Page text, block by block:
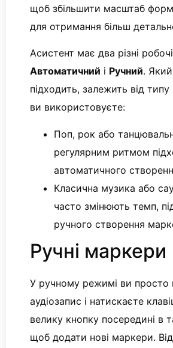
щоб збільшити масштаб
для отримання більш
Асистент має два різні
Автоматичний і Ручний.
підходить, залежить від
ви використовуєте:
Поп, рок або
регулярним ритмом
автоматичного
Класична музика або
часто змінюють темп,
ручного створення
Ручні маркери
У ручному режимі ви просто
аудіозапис і натискаєте
велику кнопку посередині в
щоб додати нові маркери.